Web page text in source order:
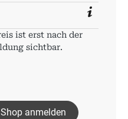
ist erst nach der
sichtbar.
Shop anmelden